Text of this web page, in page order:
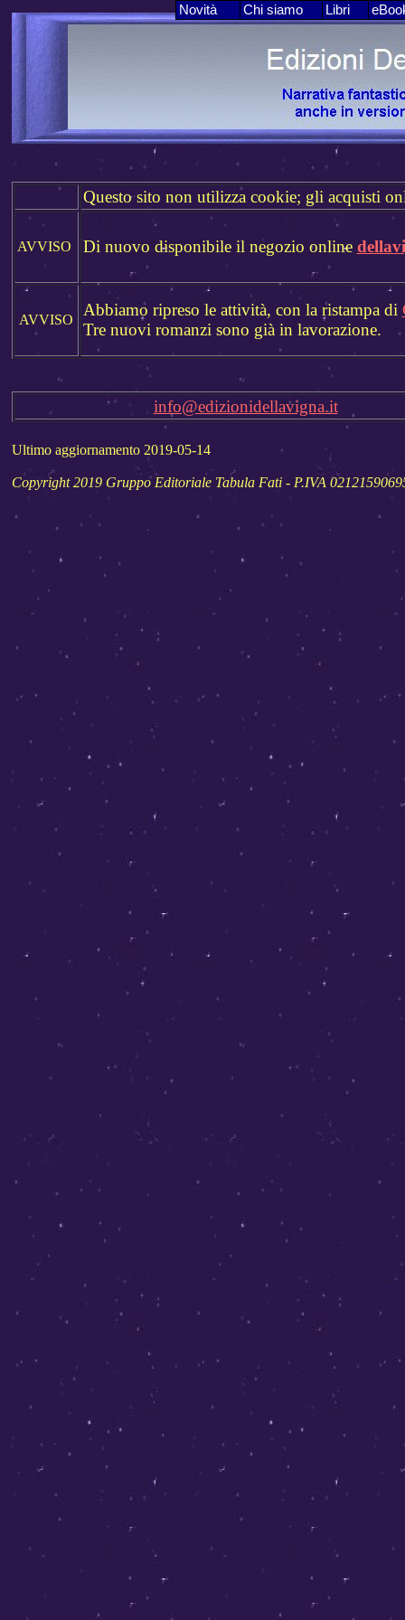
Questo sito non utilizza cookie; gli acquisti
AVVISO Di nuovo disponibile il negozio online
AVVISO
Abbiamo ripreso le attività, con la ristampa di
Tre nuovi romanzi sono già in lavorazione.
info@edizionidellavigna.it
Ultimo aggiornamento 2019-05-14
Copyright 2019 Gruppo Editoriale Tabula Fati - P.IVA
Novità Chi siamo Libri